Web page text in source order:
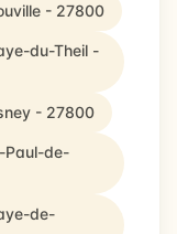
- 27800
du-Theil -
- 27800
Paul-de-
de-